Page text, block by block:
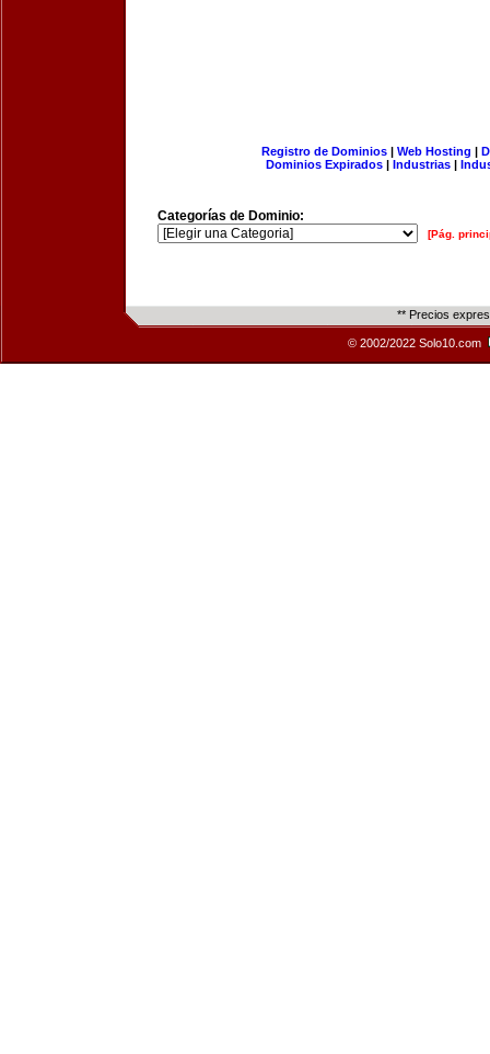
Registro de Dominios| Web Hosting |
Dominios Expirados | Industrias |
Categorías de Dominio:
[Pág.
** Precios
© 2002/2022 Solo10.com